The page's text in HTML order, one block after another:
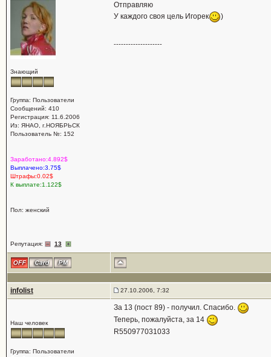
Знающий
Группа: Пользователи
Сообщений: 410
Регистрация: 11.6.2006
Из: ЯНАО, г.НОЯБРЬСК
Пользователь №: 152
Заработано:4.892$
Выплачено:3.75$
Штрафы:0.02$
К выплате:1.122$
Пол: женский
Репутация: 13
Отправляю
У каждого своя цель Игорек
)
--------------------
infolist 27.10.2006, 7:32
Наш человек
Группа: Пользователи
За 13 (пост 89) - получил. Спасибо.
Теперь, пожалуйста, за 14
R550977031033